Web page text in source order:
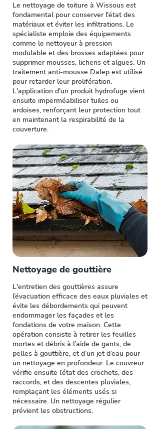
Le nettoyage de toiture à Wissous est
fondamental pour conserver l'état des
matériaux et éviter les infiltrations. Le
spécialiste emploie des équipements
comme le nettoyeur à pression
modulable et des brosses adaptées pour
supprimer mousses, lichens et algues. Un
traitement anti-mousse Dalep est utilisé
pour retarder leur prolifération.
L'application d'un produit hydrofuge vient
ensuite imperméabiliser tuiles ou
ardoises, renforçant leur protection tout
en maintenant la respirabilité de la
couverture.
Nettoyage de gouttière
L'entretien des gouttières assure
l’évacuation efficace des eaux pluviales et
évite les débordements qui peuvent
endommager les façades et les
fondations de votre maison. Cette
opération consiste à retirer les feuilles
mortes et débris à l’aide de gants, de
pelles à gouttière, et d’un jet d’eau pour
un nettoyage en profondeur. Le couvreur
vérifie ensuite l’état des crochets, des
raccords, et des descentes pluviales,
remplaçant les éléments usés si
nécessaire. Un nettoyage régulier
prévient les obstructions.